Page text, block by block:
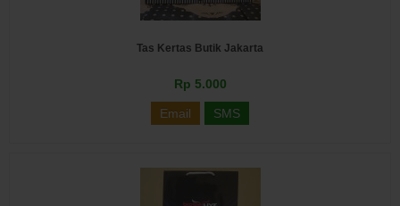
Tas Kertas Butik Jakarta
Rp 5.000
Email SMS